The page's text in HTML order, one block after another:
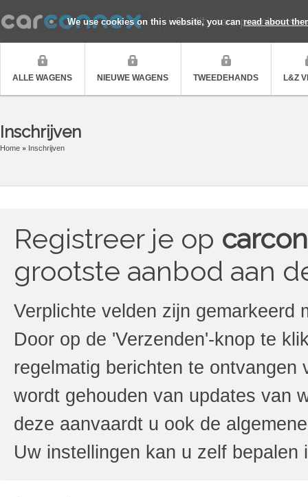
We use cookies on this website, you canread about
Quality cars, premium
ALLE WAGENS NIEUWE WAGENS TWEEDEHANDS L&Z
Inschrijven
Home Inschrijven
Registreer je op
grootste aanbod aan
Verplichte velden zijn gemarkeerd
Door op de 'Verzenden'-knop te
regelmatig berichten te
wordt gehouden van updates van
deze aanvaardt u ook de
Uw instellingen kan u zelf bepalen